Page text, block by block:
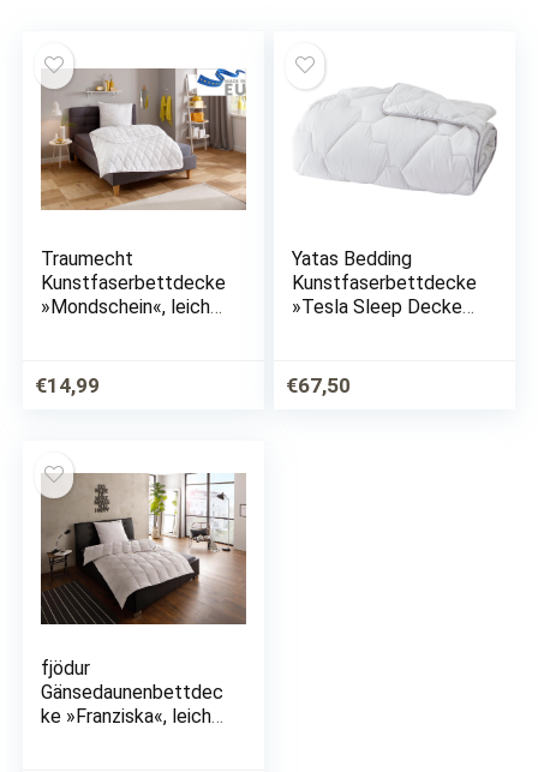
Traumecht
Kunstfaserbettdecke
»Mondschein«, leicht,
antibakteriellen
Microfaser, (1 St.),
€14,99
Yatas Bedding
Kunstfaserbettdecke
»Tesla Sleep Decke«,
€67,50
fjödur
Gänsedaunenbettdec
ke »Franziska«, leicht,